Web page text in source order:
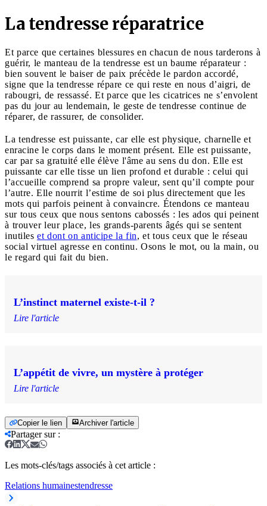
La tendresse réparatrice
Et parce que certaines blessures en chacun de nous tarderons à
guérir, le manteau de la tendresse est un baume réparateur :
bien souvent le baiser de paix précède le pardon accordé,
signe que la tendresse répare ce qui reste en nous d’aigri, de
rabougri, de ressassé. Et parce que les cicatrices ne s’envolent
pas du jour au lendemain, le geste de tendresse continue de
réparer, de rassurer, de consolider.
La tendresse est puissante, car elle est physique, charnelle et
enracine le corps dans le moment présent. Elle est puissante,
car par sa gratuité elle élève l'âme au sens du don. Elle est
puissante car elle tisse un lien profond et durable : celui qui
l’accueille comprend sa propre valeur, sent qu’il compte pour
l’autre. Elle nourrit l’estime de soi plus directement que les
mots qui parfois peinent à convaincre. Étendons ce manteau
sur tous ceux que nous sentons cabossés : les ados qui peinent
à trouver leur place, les grands-parents âgés qui se sentent
inutiles et dont on anticipe la fin, et tous ceux que le réseau
social virtuel agresse en continu. Osons le mot, ou la main, ou
le regard qui fait du bien.
L’instinct maternel existe-t-il ?
Lire l'article
L’appétit de vivre, un mystère à protéger
Lire l'article
Copier le lien Archiver l'article
Partager sur:
Les mots-clés/tags associés à cet article :
Relations humainestendresse